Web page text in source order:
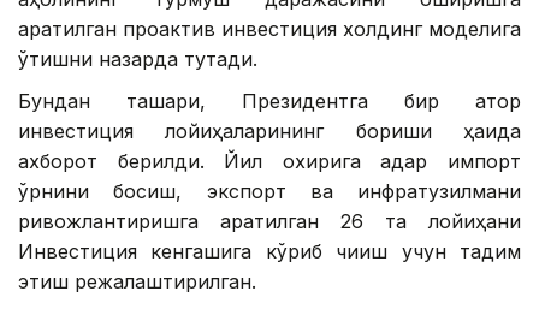
қаратилган проактив инвестиция холдинг моделига
ўтишни назарда тутади.
Бундан ташқари, Президентга бир қатор
инвестиция лойиҳаларининг бориши ҳақида
ахборот берилди. Йил охирига қадар импорт
ўрнини босиш, экспорт ва инфратузилмани
ривожлантиришга қаратилган 26 та лойиҳани
Инвестиция кенгашига кўриб чиқиш учун тақдим
этиш режалаштирилган.